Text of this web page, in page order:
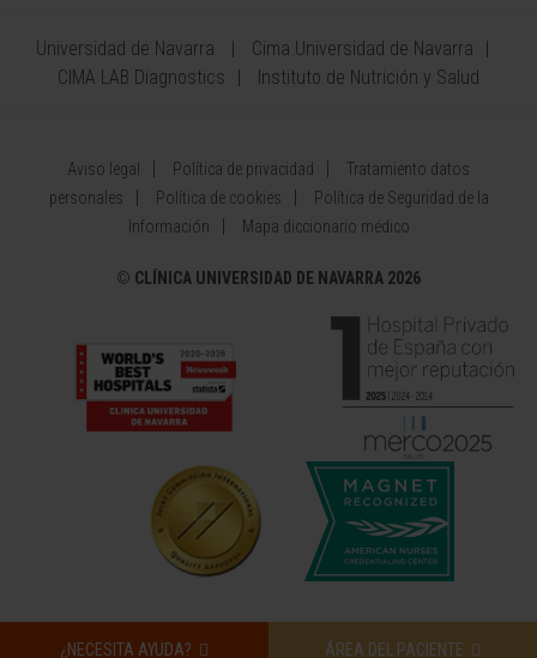
¿NECESITA AYUDA? ÁREA DEL PACIENTE
Universidad de Navarra
Cima Universidad de Navarra
CIMA LAB Diagnostics
Instituto de Nutrición y Salud
Aviso legal Política de privacidad
Tratamiento datos
personales
Política de cookies
Política de Seguridad de la
Información
Mapa diccionario médico
© CLÍNICA UNIVERSIDAD DE NAVARRA 2026